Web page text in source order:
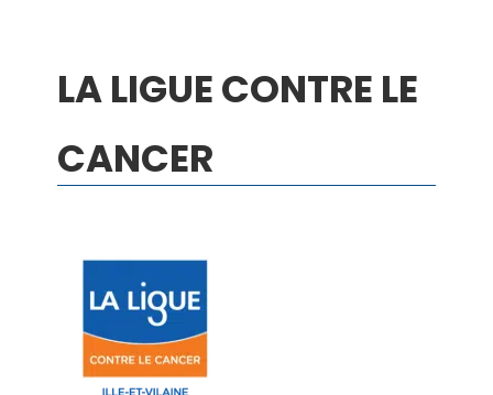
LA LIGUE CONTRE LE
CANCER